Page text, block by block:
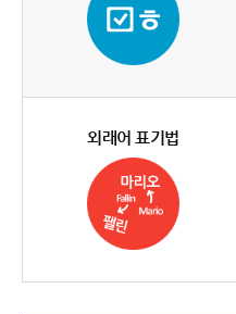
외래어 표기법